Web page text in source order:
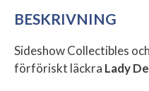
BESKRIVNING
Sideshow Collectibles
förföriskt läckra Lady